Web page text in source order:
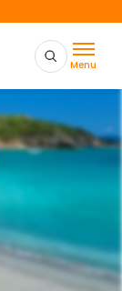
Menu